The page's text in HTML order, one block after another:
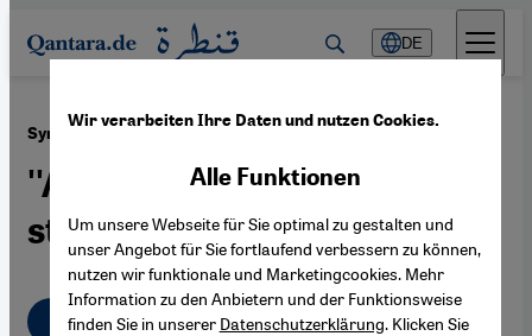
Direkt zum Inhalt springen
DE
Syrische Flüchtlinge in der Türkei ·22.06.2011
''Abwarten, bis Assad
stürzt''
Deutsch English
Wir verarbeiten Ihre Daten und nutzen Cookies.
Alle Funktionen
Um unsere Webseite für Sie optimal zu gestalten und
unser Angebot für Sie fortlaufend verbessern zu können,
nutzen wir funktionale und Marketingcookies. Mehr
Information zu den Anbietern und der Funktionsweise
finden Sie in unserer Datenschutzerklärung. Klicken Sie